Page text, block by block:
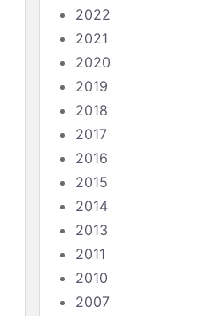
2022
2021
2020
2019
2018
2017
2016
2015
2014
2013
2011
2010
2007